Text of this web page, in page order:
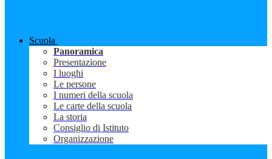
Scuola
Panoramica
Presentazione
I luoghi
Le persone
I numeri della scuola
Le carte della scuola
La storia
Consiglio di Istituto
Organizzazione